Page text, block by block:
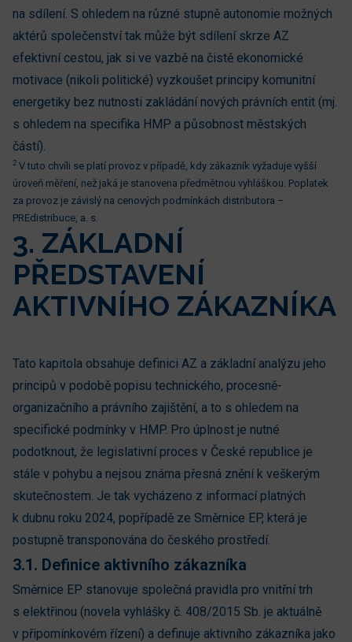
na sdílení. S ohledem na různé stupně autonomie možných
aktérů společenství tak může být sdílení skrze AZ
efektivní cestou, jak si ve vazbě na čistě ekonomické
motivace (nikoli politické) vyzkoušet principy komunitní
energetiky bez nutnosti zakládání nových právních entit (mj.
s ohledem na specifika HMP a působnost městských
částí).
2 V tuto chvíli se platí provoz v případě, kdy zákazník vyžaduje vyšší
úroveň měření, než jaká je stanovena předmětnou vyhláškou. Poplatek
za provoz je závislý na cenových podmínkách distributora –
PREdistribuce, a. s.
3. ZÁKLADNÍ
PŘEDSTAVENÍ
AKTIVNÍHO ZÁKAZNÍKA
Tato kapitola obsahuje definici AZ a základní analýzu jeho
principů v podobě popisu technického, procesně-
organizačního a právního zajištění, a to s ohledem na
specifické podmínky v HMP. Pro úplnost je nutné
podotknout, že legislativní proces v České republice je
stále v pohybu a nejsou známa přesná znění k veškerým
skutečnostem. Je tak vycházeno z informací platných
k dubnu roku 2024, popřípadě ze Směrnice EP, která je
postupně transponována do českého prostředí.
3.1. Definice aktivního zákazníka
Směrnice EP stanovuje společná pravidla pro vnitřní trh
s elektřinou (novela vyhlášky č. 408/2015 Sb. je aktuálně
v připomínkovém řízení) a definuje aktivního zákazníka jako